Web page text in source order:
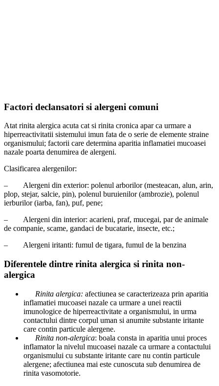
Factori declansatori si alergeni comuni
Atat rinita alergica acuta cat si rinita cronica apar ca urmare a
hiperreactivitatii sistemului imun fata de o serie de elemente straine
organismului; factorii care determina aparitia inflamatiei mucoasei
nazale poarta denumirea de alergeni.
Clasificarea alergenilor:
–
Alergeni din exterior: polenul arborilor (mesteacan, alun, arin,
plop, stejar, salcie, pin), polenul buruienilor (ambrozie), polenul
ierburilor (iarba, fan), puf, pene;
–
Alergeni din interior: acarieni, praf, mucegai, par de animale
de companie, scame, gandaci de bucatarie, insecte, etc.;
–
Alergeni iritanti: fumul de tigara, fumul de la benzina
Diferentele dintre rinita alergica si rinita non-
alergica
Rinita alergica: afectiunea se caracterizeaza prin aparitia
inflamatiei mucoasei nazale ca urmare a unei reactii
imunologice de hiperreactivitate a organismului, in urma
contactului dintre corpul uman si anumite substante iritante
care contin particule alergene.
Rinita non-alergica: boala consta in aparitia unui proces
inflamator la nivelul mucoasei nazale ca urmare a contactului
organismului cu substante iritante care nu contin particule
alergene; afectiunea mai este cunoscuta sub denumirea de
rinita vasomotorie.